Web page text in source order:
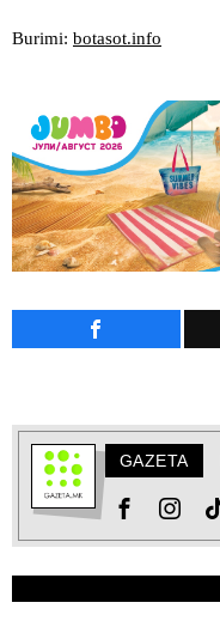
Burimi: botasot.info
GAZETA